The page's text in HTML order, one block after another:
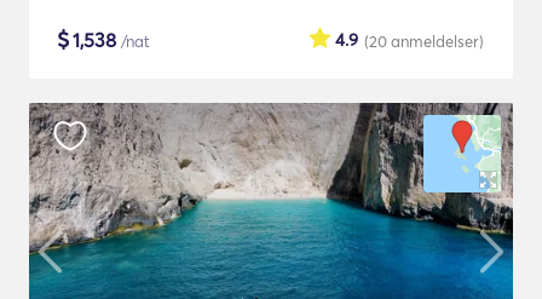
$1,538 /nat (20anmeldelser)
4.9